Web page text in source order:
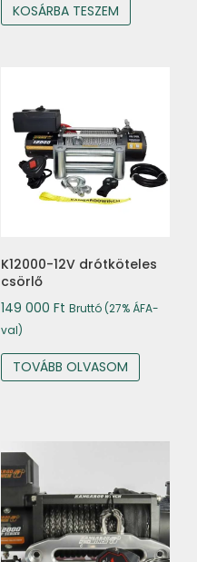
KOSÁRBA TESZEM
K12000-12V drótköteles
csörlő
149 000 Ft Bruttó (27% ÁFA-
val)
TOVÁBB OLVASOM